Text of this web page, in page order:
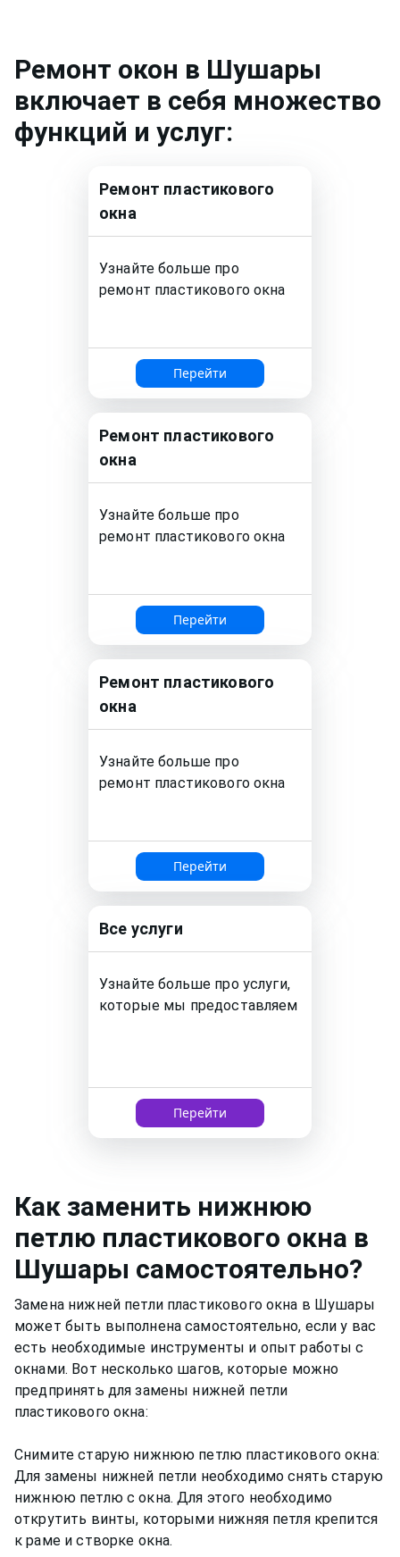
Ремонт окон в Шушары
включает в себя множество
функций и услуг:
Ремонт пластикового
окна
Узнайте больше про
ремонт пластикового окна
Перейти
Ремонт пластикового
окна
Узнайте больше про
ремонт пластикового окна
Перейти
Ремонт пластикового
окна
Узнайте больше про
ремонт пластикового окна
Перейти
Все услуги
Узнайте больше про услуги,
которые мы предоставляем
Перейти
Как заменить нижнюю
петлю пластикового окна в
Шушары самостоятельно?
Замена нижней петли пластикового окна в Шушары
может быть выполнена самостоятельно, если у вас
есть необходимые инструменты и опыт работы с
окнами. Вот несколько шагов, которые можно
предпринять для замены нижней петли
пластикового окна:
Снимите старую нижнюю петлю пластикового окна:
Для замены нижней петли необходимо снять старую
нижнюю петлю с окна. Для этого необходимо
открутить винты, которыми нижняя петля крепится
к раме и створке окна.